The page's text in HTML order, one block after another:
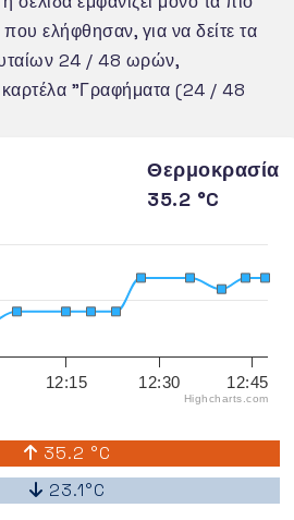
ελήφθησαν, για να δείτε τα
24 / 48 ωρών,
καρτέλα "Γραφήματα (24 / 48
Θερμοκρασία
35.2 °C
12:15 12:30 12:45
Highcharts.com
35.2 °C
23.1°C